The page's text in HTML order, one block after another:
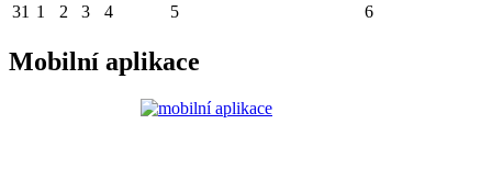
31 1 2 3 4 5 6
Mobilní aplikace